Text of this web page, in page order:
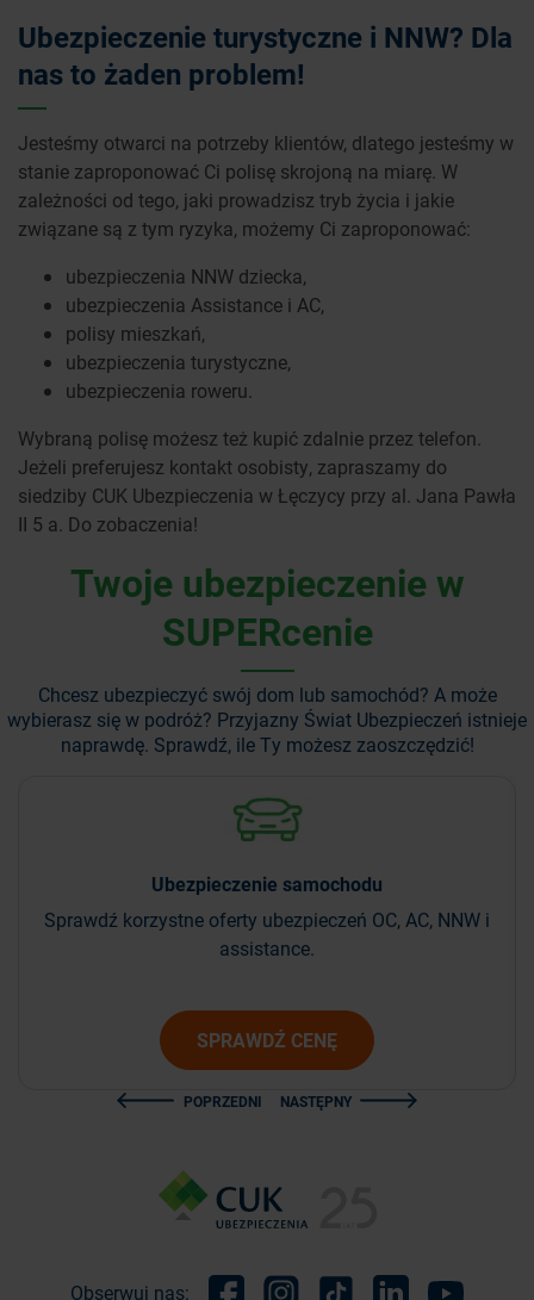
Ubezpieczenie turystyczne i NNW? Dla
nas to żaden problem!
Jesteśmy otwarci na potrzeby klientów, dlatego jesteśmy w
stanie zaproponować Ci polisę skrojoną na miarę. W
zależności od tego, jaki prowadzisz tryb życia i jakie
związane są z tym ryzyka, możemy Ci zaproponować:
ubezpieczenia NNW dziecka,
ubezpieczenia Assistance i AC,
polisy mieszkań,
ubezpieczenia turystyczne,
ubezpieczenia roweru.
Wybraną polisę możesz też kupić zdalnie przez telefon.
Jeżeli preferujesz kontakt osobisty, zapraszamy do
siedziby CUK Ubezpieczenia w Łęczycy przy al. Jana Pawła
II 5 a. Do zobaczenia!
Twoje ubezpieczenie w
SUPERcenie
Chcesz ubezpieczyć swój dom lub samochód? A może
wybierasz się w podróż? Przyjazny Świat Ubezpieczeń istnieje
naprawdę. Sprawdź, ile Ty możesz zaoszczędzić!
Ubezpieczenie samochodu
Sprawdź korzystne oferty ubezpieczeń OC, AC, NNW i
assistance.
SPRAWDŹ CENĘ
POPRZEDNI NASTĘPNY
Obserwuj nas: